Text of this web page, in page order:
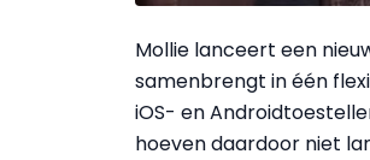
Mollie lanceert een
samenbrengt in één
iOS- en
hoeven daardoor niet